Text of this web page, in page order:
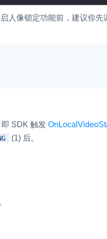
人像锁定功能前，建议你
SDK 触发
(1) 后。